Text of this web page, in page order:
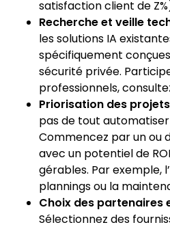
satisfaction client de
Recherche et veille
les solutions IA
spécifiquement
sécurité privée.
professionnels,
Priorisation des
pas de tout
Commencez par un ou
avec un potentiel de
gérables. Par exemple,
plannings ou la
Choix des partenaires
Sélectionnez des